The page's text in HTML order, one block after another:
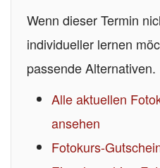
Wenn dieser Termin
individueller lernen
passende Alternativen.
Alle aktuellen
ansehen
Fotokurs-